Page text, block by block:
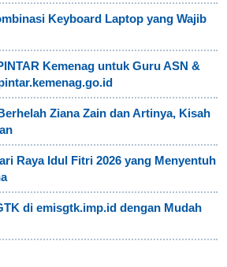
Keyboard Laptop yang Wajib
Kemenag untuk Guru ASN &
Ziana Zain dan Artinya, Kisah
Raya Idul Fitri 2026 yang Menyentuh
di emisgtk.imp.id dengan Mudah